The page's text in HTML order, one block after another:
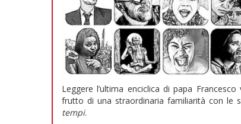
Leggere l’ultima enciclica di papa
frutto di una straordinaria familiarità con le
tempi.